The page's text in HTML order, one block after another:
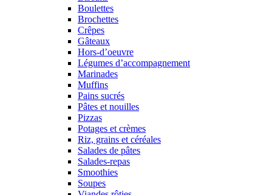
Boulettes
Brochettes
Crêpes
Gâteaux
Hors-d’oeuvre
Légumes d’accompagnement
Marinades
Muffins
Pains sucrés
Pâtes et nouilles
Pizzas
Potages et crèmes
Riz, grains et céréales
Salades de pâtes
Salades-repas
Smoothies
Soupes